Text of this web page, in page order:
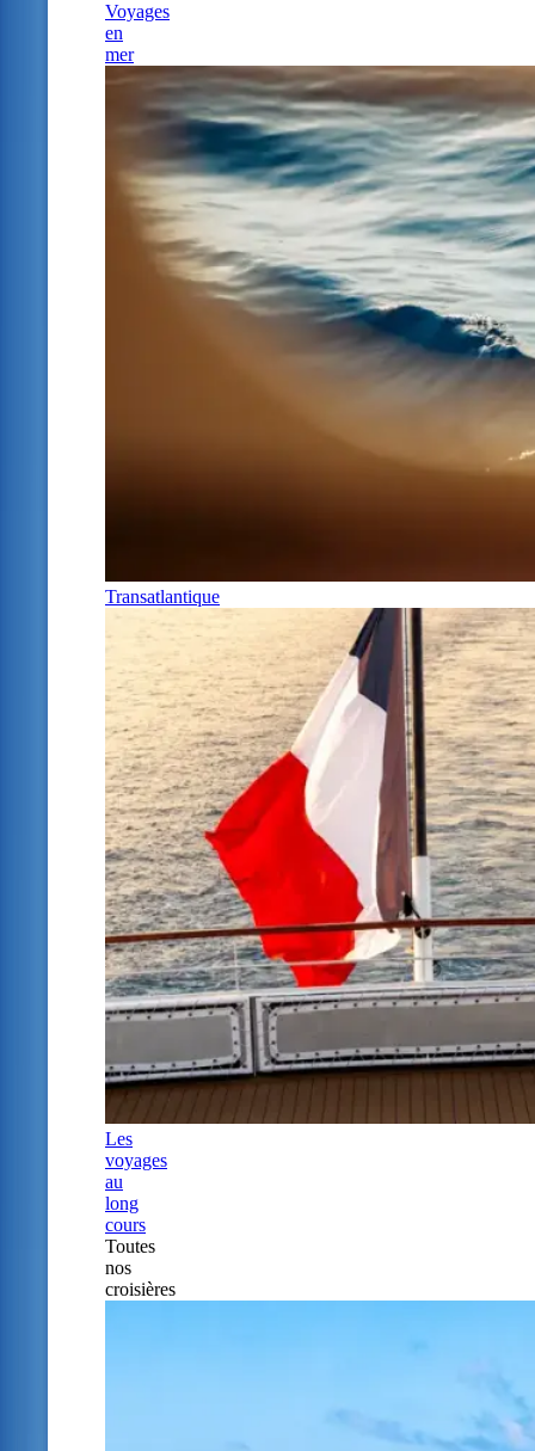
Voyages
en
mer
Transatlantique
Les
voyages
au
long
cours
Toutes
nos
croisières